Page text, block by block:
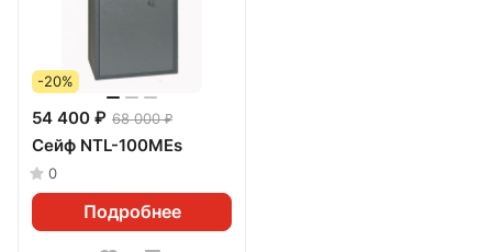
-20%
54 400 ₽ 68 000 ₽
Сейф NTL-100MEs
0
Подробнее